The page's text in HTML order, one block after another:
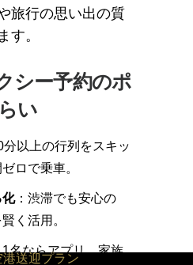
旅行の思い出の質
す。
シー予約のポ
い
分以上の行列をスキッ
ロで乗車。
化：渋滞でも安心の
く活用。
1名ならアプリ、家族